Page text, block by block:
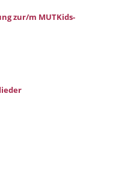
zur/m MUTKids-